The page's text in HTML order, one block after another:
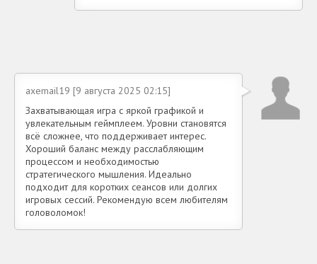
axemail19 [9 августа 2025 02:15]
Захватывающая игра с яркой графикой и
увлекательным геймплеем. Уровни становятся
всё сложнее, что поддерживает интерес.
Хороший баланс между расслабляющим
процессом и необходимостью
стратегического мышления. Идеально
подходит для коротких сеансов или долгих
игровых сессий. Рекомендую всем любителям
головоломок!